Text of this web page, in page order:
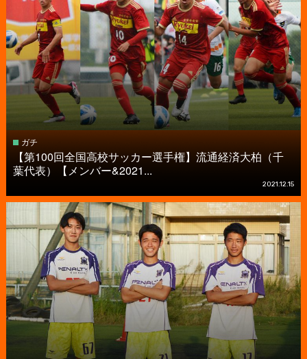
ガチ
【第100回全国高校サッカー選手権】流通経済大柏（千
葉代表）【メンバー&2021...
2021.12.15